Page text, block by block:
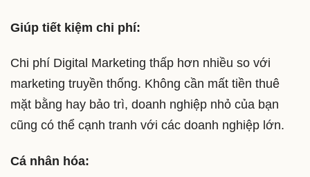
Giúp tiết kiệm chi phí:
Chi phí Digital Marketing thấp hơn nhiều so với
marketing truyền thống. Không cần mất tiền thuê
mặt bằng hay bảo trì, doanh nghiệp nhỏ của bạn
cũng có thể cạnh tranh với các doanh nghiệp lớn.
Cá nhân hóa: